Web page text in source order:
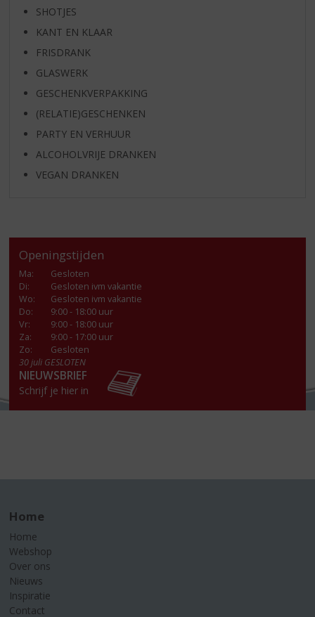
SHOTJES
KANT EN KLAAR
FRISDRANK
GLASWERK
GESCHENKVERPAKKING
(RELATIE)GESCHENKEN
PARTY EN VERHUUR
ALCOHOLVRIJE DRANKEN
VEGAN DRANKEN
Openingstijden
Ma:
Gesloten
Di:
Gesloten ivm vakantie
Wo:
Gesloten ivm vakantie
Do:
9:00 - 18:00 uur
Vr:
9:00 - 18:00 uur
Za:
9:00 - 17:00 uur
Zo:
Gesloten
30 juli GESLOTEN
NIEUWSBRIEF
Schrijf je hier in
Home
Home
Webshop
Over ons
Nieuws
Inspiratie
Contact